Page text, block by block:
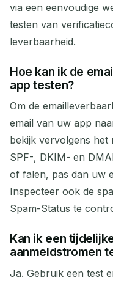
via een eenvoudige
testen van
leverbaarheid.
Hoe kan ik de
app testen?
Om de
email van uw app
bekijk vervolgens
SPF-, DKIM- en
of falen, pas dan uw
Inspecteer ook de
Spam-Status te
Kan ik een
aanmeldstromen
Ja. Gebruik een test